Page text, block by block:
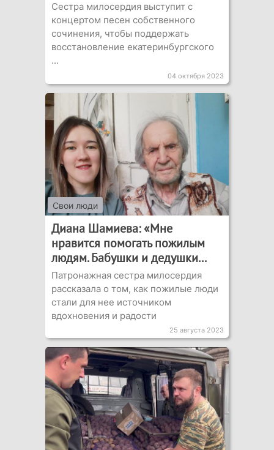
Сестра милосердия выступит с
концертом песен собственного
сочинения, чтобы поддержать
восстановление екатеринбургского
...
04 октября 2023
Свои люди
Диана Шамиева: «Мне
нравится помогать пожилым
людям. Бабушки и дедушки...
Патронажная сестра милосердия
рассказала о том, как пожилые люди
стали для нее источником
вдохновения и радости
25 августа 2023